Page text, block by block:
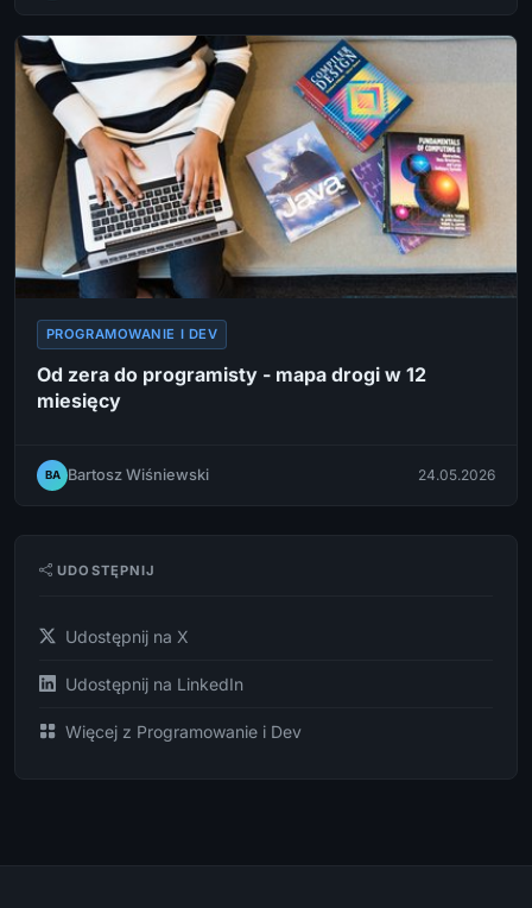
PROGRAMOWANIE I DEV
Od zera do programisty - mapa drogi w 12
miesięcy
BA Bartosz Wiśniewski 24.05.2026
UDOSTĘPNIJ
Udostępnij na X
Udostępnij na LinkedIn
Więcej z Programowanie i Dev